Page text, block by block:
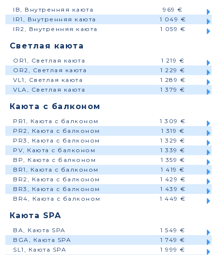
IB, Внутренняя каюта
969 €
IR1, Внутренняя каюта
1 049 €
IR2, Внутренняя каюта
1 059 €
Светлая каюта
OR1, Светлая каюта
1 219 €
OR2, Светлая каюта
1 229 €
VL1, Светлая каюта
1 289 €
VLA, Светлая каюта
1 379 €
Каюта с балконом
PR1, Каюта с балконом
1 309 €
PR2, Каюта с балконом
1 319 €
PR3, Каюта с балконом
1 329 €
PV, Каюта с балконом
1 339 €
BP, Каюта с балконом
1 359 €
BR1, Каюта с балконом
1 419 €
BR2, Каюта с балконом
1 429 €
BR3, Каюта с балконом
1 439 €
BR4, Каюта с балконом
1 449 €
Каюта SPA
BA, Каюта SPA
1 549 €
BGA, Каюта SPA
1 749 €
SL1, Каюта SPA
1 999 €